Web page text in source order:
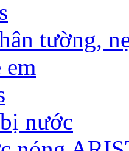
tường,
em
nước